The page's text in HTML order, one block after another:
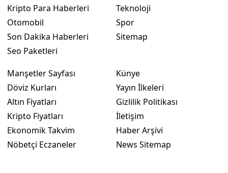
Kripto Para Haberleri
Otomobil
Son Dakika Haberleri
Seo Paketleri
Teknoloji
Spor
Sitemap
Manşetler Sayfası
Döviz Kurları
Altın Fiyatları
Kripto Fiyatları
Ekonomik Takvim
Nöbetçi Eczaneler
Künye
Yayın İlkeleri
Gizlilik Politikası
İletişim
Haber Arşivi
News Sitemap